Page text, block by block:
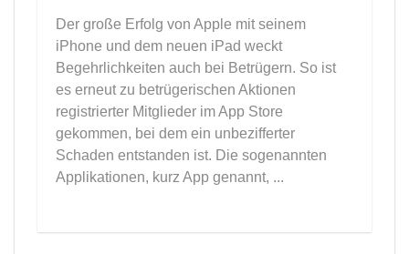
Der große Erfolg von Apple mit seinem
iPhone und dem neuen iPad weckt
Begehrlichkeiten auch bei Betrügern. So ist
es erneut zu betrügerischen Aktionen
registrierter Mitglieder im App Store
gekommen, bei dem ein unbezifferter
Schaden entstanden ist. Die sogenannten
Applikationen, kurz App genannt, ...